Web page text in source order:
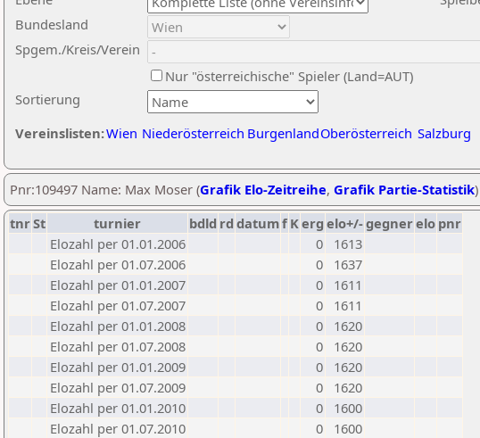
Sortierung
Bundesland
Spgem./Kreis/Verein
Nur "österreichische" Spieler (Land=AUT)
Vereinslisten:Wien Niederösterreich BurgenlandOberösterreich Salzburg
Pnr:109497 Name: Max Moser (Grafik Elo-Zeitreihe, Grafik Partie-Statistik)
tnrSt turnier bdld rd datumf Kerg elo+/-gegnerelo pnr
Elozahl per 01.01.2006
0
1613
Elozahl per 01.07.2006
0
1637
Elozahl per 01.01.2007
0
1611
Elozahl per 01.07.2007
0
1611
Elozahl per 01.01.2008
0
1620
Elozahl per 01.07.2008
0
1620
Elozahl per 01.01.2009
0
1620
Elozahl per 01.07.2009
0
1620
Elozahl per 01.01.2010
0
1600
Elozahl per 01.07.2010
0
1600